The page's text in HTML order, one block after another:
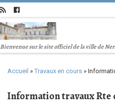
Bienvenue sur le site officiel de la ville de
Accueil » Travaux en cours »
Information travaux Rte